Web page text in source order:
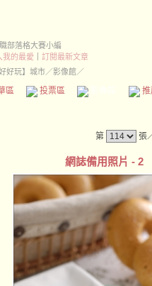
部落格大賽小編
我的最愛
訂閱最新文章
好玩】城市／影像館／
區 投票區 影像館
第 張
網誌備用照片 - 2